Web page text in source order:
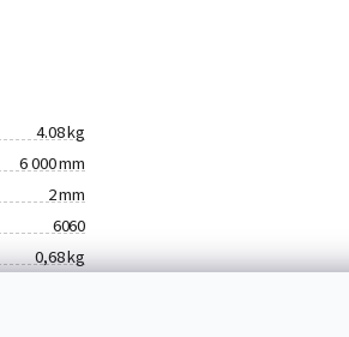
4.08 kg
6 000 mm
2 mm
6060
0,68 kg